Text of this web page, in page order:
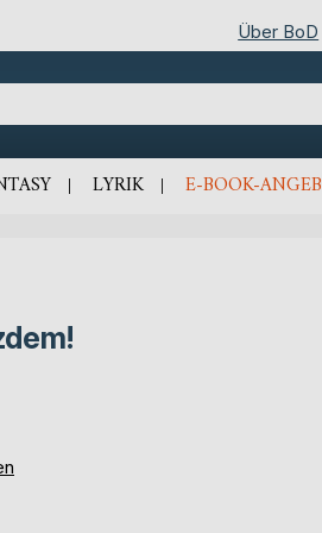
Über BoD
LYRIK E-BOOK-